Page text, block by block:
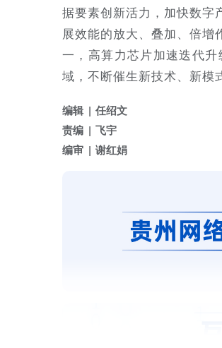
据要素创新活力，加快数字
展效能的放大、叠加、倍
一，高算力芯片加速迭代
域，不断催生新技术、新模
编辑
任绍文
责编
飞宇
编审
谢红娟